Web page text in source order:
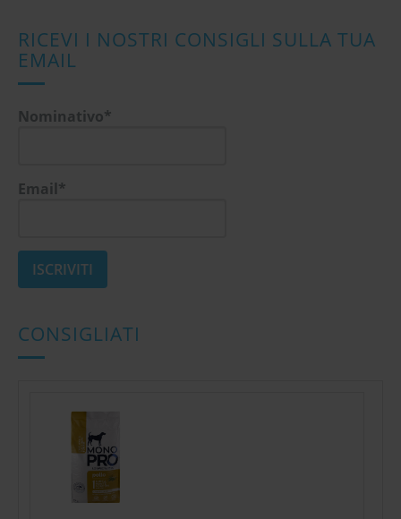
RICEVI I NOSTRI CONSIGLI SULLA TUA
EMAIL
Nominativo*
Email*
CONSIGLIATI